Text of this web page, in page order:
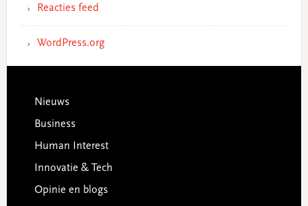
Reacties feed
WordPress.org
Footer
Nieuws
Business
Human Interest
Innovatie & Tech
Opinie en blogs